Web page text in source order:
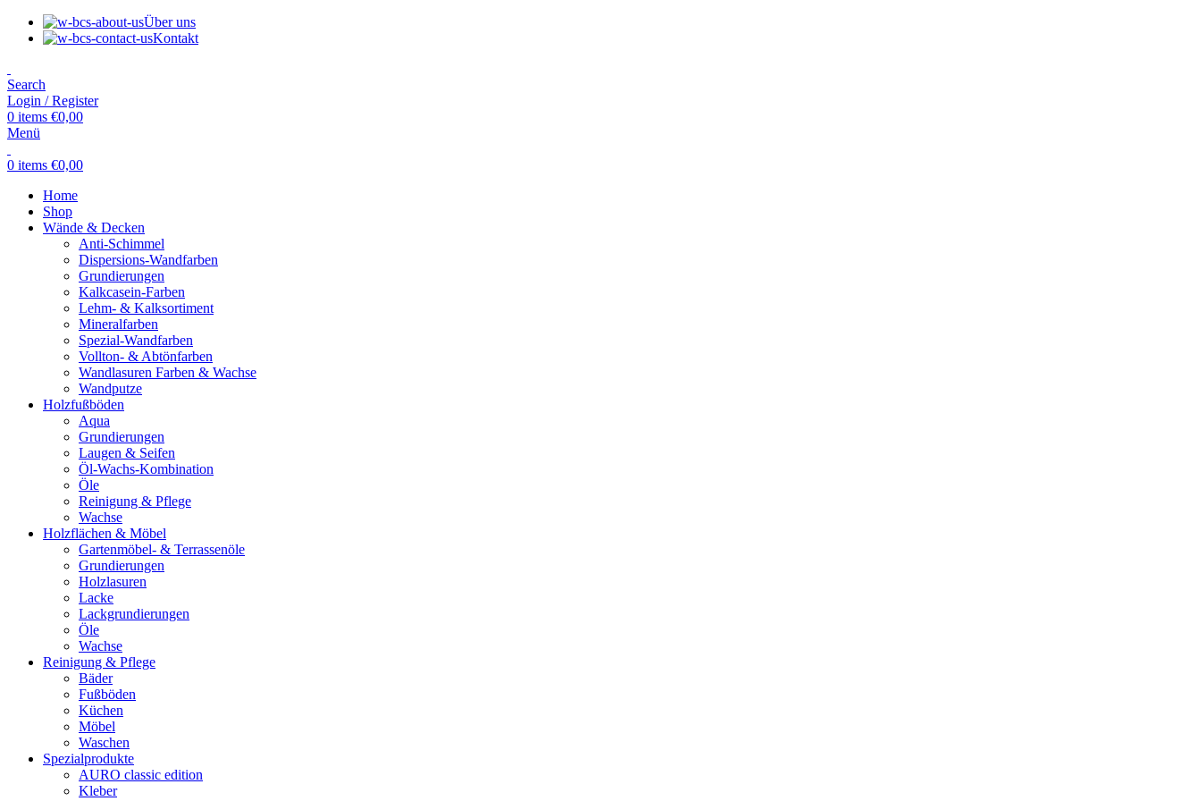
Über uns
Kontakt
Search
Login / Register
0 items €0,00
Menü
0 items €0,00
Home
Shop
Wände & Decken
Anti-Schimmel
Dispersions-Wandfarben
Grundierungen
Kalkcasein-Farben
Lehm- & Kalksortiment
Mineralfarben
Spezial-Wandfarben
Vollton- & Abtönfarben
Wandlasuren Farben & Wachse
Wandputze
Holzfußböden
Aqua
Grundierungen
Laugen & Seifen
Öl-Wachs-Kombination
Öle
Reinigung & Pflege
Wachse
Holzflächen & Möbel
Gartenmöbel- & Terrassenöle
Grundierungen
Holzlasuren
Lacke
Lackgrundierungen
Öle
Wachse
Reinigung & Pflege
Bäder
Fußböden
Küchen
Möbel
Waschen
Spezialprodukte
AURO classic edition
Kleber